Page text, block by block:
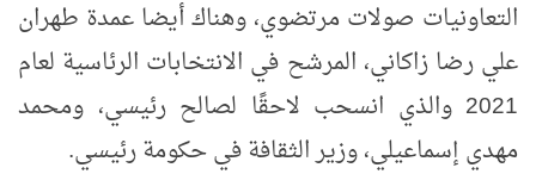
التعاونيات صولات مرتضوي، وهناك أيضا عمدة طهران
علي رضا زاكاني، المرشح في الانتخابات الرئاسية لعام
2021 والذي انسحب لاحقًا لصالح رئيسي، ومحمد
مهدي إسماعيلي، وزير الثقافة في حكومة رئيسي.